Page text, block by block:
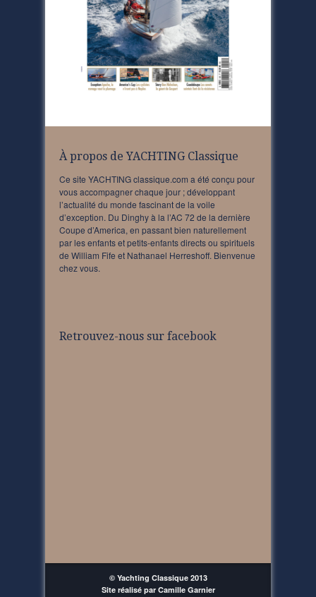
À propos de YACHTING Classique
Ce site YACHTING classique.com a été conçu pour
vous accompagner chaque jour ; développant
l’actualité du monde fascinant de la voile
d’exception. Du Dinghy à la l’AC 72 de la dernière
Coupe d’America, en passant bien naturellement
par les enfants et petits-enfants directs ou spirituels
de William Fife et Nathanael Herreshoff. Bienvenue
chez vous.
Retrouvez-nous sur facebook
© Yachting Classique 2013
Site réalisé par Camille Garnier